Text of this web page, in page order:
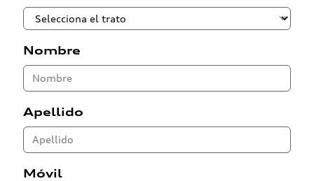
Nombre
Apellido
Móvil